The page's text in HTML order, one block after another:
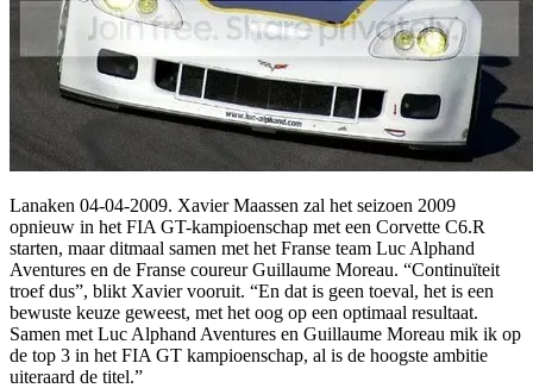
Lanaken 04-04-2009. Xavier Maassen zal het seizoen 2009
opnieuw in het FIA GT-kampioenschap met een Corvette C6.R
starten, maar ditmaal samen met het Franse team Luc Alphand
Aventures en de Franse coureur Guillaume Moreau. “Continuïteit
troef dus”, blikt Xavier vooruit. “En dat is geen toeval, het is een
bewuste keuze geweest, met het oog op een optimaal resultaat.
Samen met Luc Alphand Aventures en Guillaume Moreau mik ik op
de top 3 in het FIA GT kampioenschap, al is de hoogste ambitie
uiteraard de titel.”